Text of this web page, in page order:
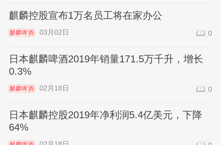
麒麟控股宣布1万名员工将在家办公
麒麟啤酒 03月02日 0
日本麒麟啤酒2019年销量171.5万千升，增长
0.3%
麒麟啤酒 02月18日 0
日本麒麟控股2019年净利润5.4亿美元，下降
64%